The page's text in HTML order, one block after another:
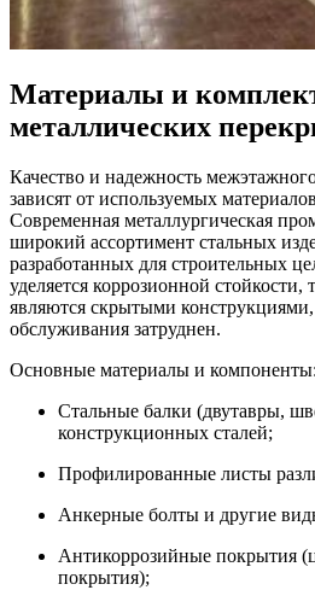
Материалы и
металлических
Качество и надежность
зависят от используемых
Современная металлургическая
широкий ассортимент стальных
разработанных для строительных
уделяется коррозионной стойкости,
являются скрытыми
обслуживания затруднен.
Основные материалы и компоненты:
Стальные балки (двутавры,
конструкционных сталей;
Профилированные листы
Анкерные болты и другие
Антикоррозийные покрытия
покрытия);